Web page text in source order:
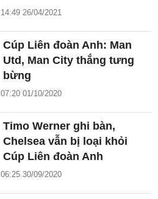
14:49 26/04/2021
Cúp Liên đoàn Anh: Man
Utd, Man City thắng tưng
bừng
07:20 01/10/2020
Timo Werner ghi bàn,
Chelsea vẫn bị loại khỏi
Cúp Liên đoàn Anh
06:25 30/09/2020